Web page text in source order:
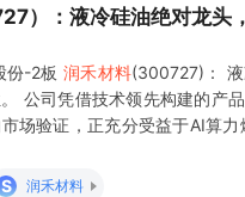
）：液冷硅油绝对龙头
份-2板 润禾材料(300727)：
公司凭借技术领先构建的产
场验证，正充分受益于AI算
420亿元。
S 润禾材料